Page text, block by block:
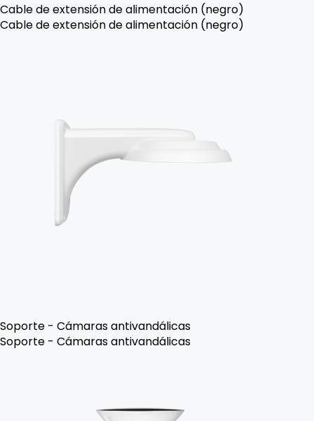
Cable de extensión de alimentación (negro)
Cable de extensión de alimentación (negro)
Soporte - Cámaras antivandálicas
Soporte - Cámaras antivandálicas